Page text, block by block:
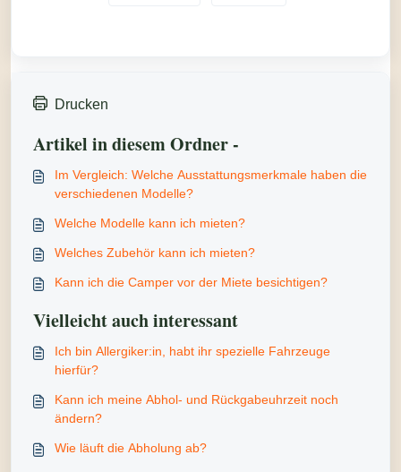
Drucken
Artikel in diesem Ordner -
Im Vergleich: Welche Ausstattungsmerkmale haben die
verschiedenen Modelle?
Welche Modelle kann ich mieten?
Welches Zubehör kann ich mieten?
Kann ich die Camper vor der Miete besichtigen?
Vielleicht auch interessant
Ich bin Allergiker:in, habt ihr spezielle Fahrzeuge
hierfür?
Kann ich meine Abhol- und Rückgabeuhrzeit noch
ändern?
Wie läuft die Abholung ab?